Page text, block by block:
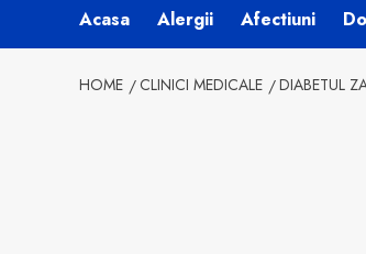
Acasa Alergii Afectiuni
HOME CLINICI MEDICALE DIABETUL